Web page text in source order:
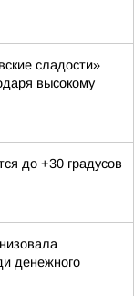
сладости»
высокому
до +30 градусов
денежного